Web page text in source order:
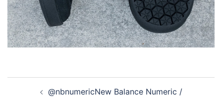
@nbnumericNew Balance Numeric /